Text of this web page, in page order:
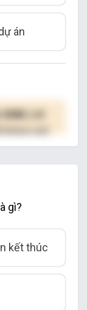
án
)
gì?
kết thúc